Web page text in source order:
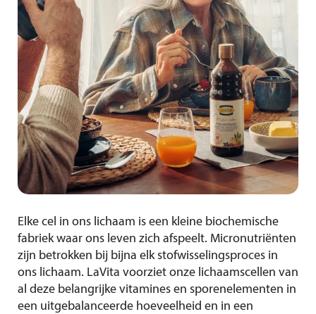
Elke cel in ons lichaam is een kleine biochemische
fabriek waar ons leven zich afspeelt. Micronutriënten
zijn betrokken bij bijna elk stofwisselingsproces in
ons lichaam. LaVita voorziet onze lichaamscellen van
al deze belangrijke vitamines en sporenelementen in
een uitgebalanceerde hoeveelheid en in een